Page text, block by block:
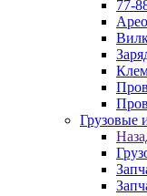
77-
Грузовые